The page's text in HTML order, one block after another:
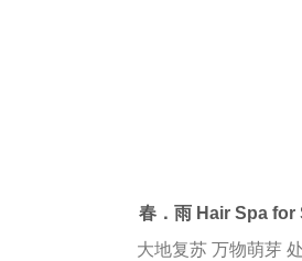
春．雨 Hair Spa for
大地复苏 万物萌芽